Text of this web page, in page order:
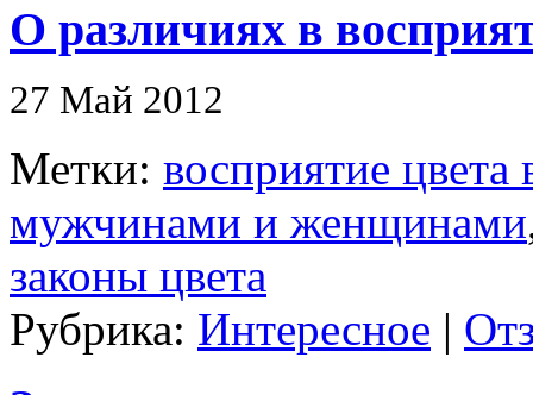
О различиях в
27 Май 2012
Метки: восприятие цвета
мужчинами и женщинами
законы цвета
Рубрика: Интересное |